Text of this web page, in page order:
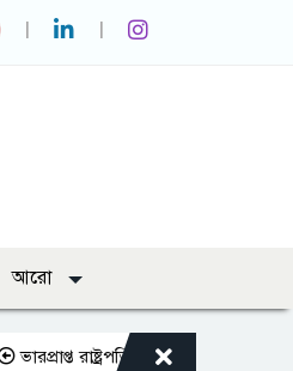
আরো
রাষ্ট্রপতিকে শুভেচ্ছা জানালেন রাসিক